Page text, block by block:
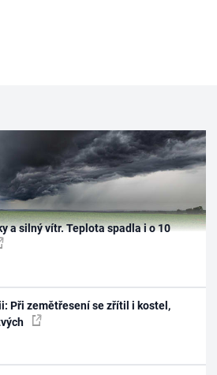
a silný vítr. Teplota spadla i o 10
Při zemětřesení se zřítil i kostel,